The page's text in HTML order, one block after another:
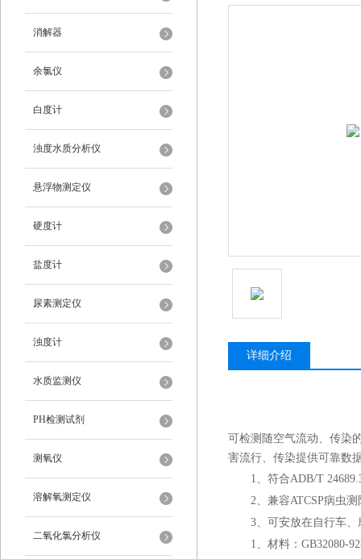
消解器
余氯仪
白度计
浊度水质分析仪
悬浮物测定仪
硬度计
盐度计
尿素测定仪
浊度计
水质监测仪
PH检测试剂
测氧仪
溶解氧测定仪
二氧化氯分析仪
详细介绍
可检测随空气流动、传染
害流行、传染提供可靠数
1、符合ADB/T
2、兼容ATCSP病虫
3、可安放在自行车
1、材料：GB32080-